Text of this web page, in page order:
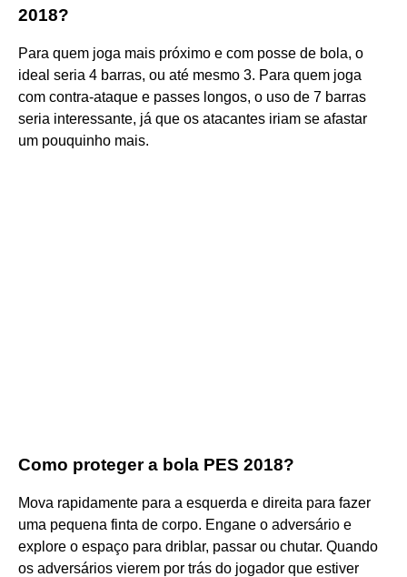
2018?
Para quem joga mais próximo e com posse de bola, o
ideal seria 4 barras, ou até mesmo 3. Para quem joga
com contra-ataque e passes longos, o uso de 7 barras
seria interessante, já que os atacantes iriam se afastar
um pouquinho mais.
Como proteger a bola PES 2018?
Mova rapidamente para a esquerda e direita para fazer
uma pequena finta de corpo. Engane o adversário e
explore o espaço para driblar, passar ou chutar. Quando
os adversários vierem por trás do jogador que estiver